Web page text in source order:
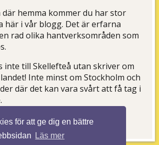
för att ge dig en bättre
Läs mer
där hemma kommer du har stor
här i vår blogg. Det är erfarna
rad olika hantverksområden som
inte till Skellefteå utan skriver om
Inte minst om Stockholm och
där det kan vara svårt att få tag i